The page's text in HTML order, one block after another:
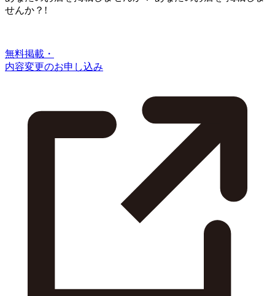
せんか？!
無料掲載・
内容変更のお申し込み